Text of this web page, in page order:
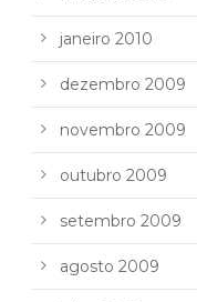
janeiro 2010
dezembro 2009
novembro 2009
outubro 2009
setembro 2009
agosto 2009